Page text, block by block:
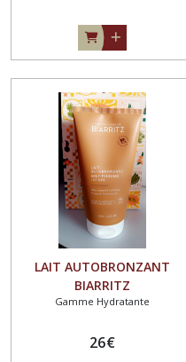
LAIT AUTOBRONZANT
BIARRITZ
Gamme Hydratante
26€